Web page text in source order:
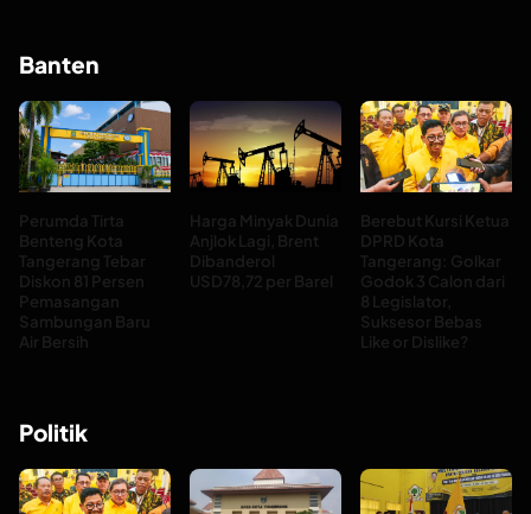
Banten
Perumda Tirta
Benteng Kota
Tangerang Tebar
Diskon 81 Persen
Pemasangan
Sambungan Baru
Air Bersih
Harga Minyak Dunia
Anjlok Lagi, Brent
Dibanderol
USD78,72 per Barel
Berebut Kursi Ketua
DPRD Kota
Tangerang: Golkar
Godok 3 Calon dari
8 Legislator,
Suksesor Bebas
Like or Dislike?
Politik